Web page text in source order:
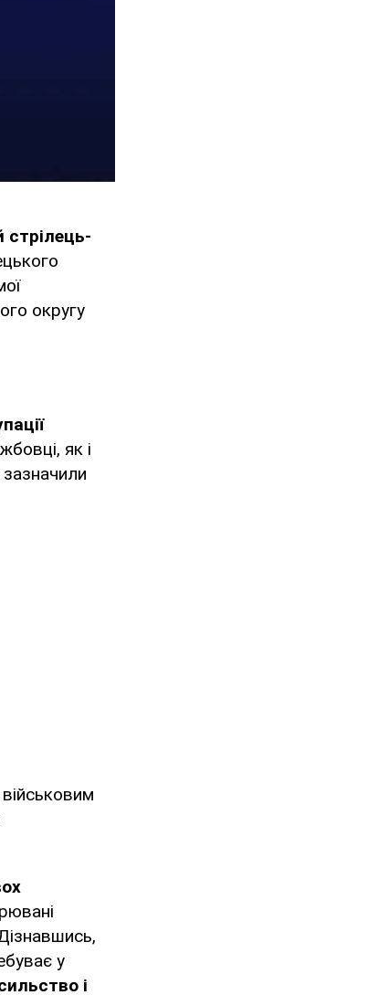
стрілець-
округу
як і
у
і